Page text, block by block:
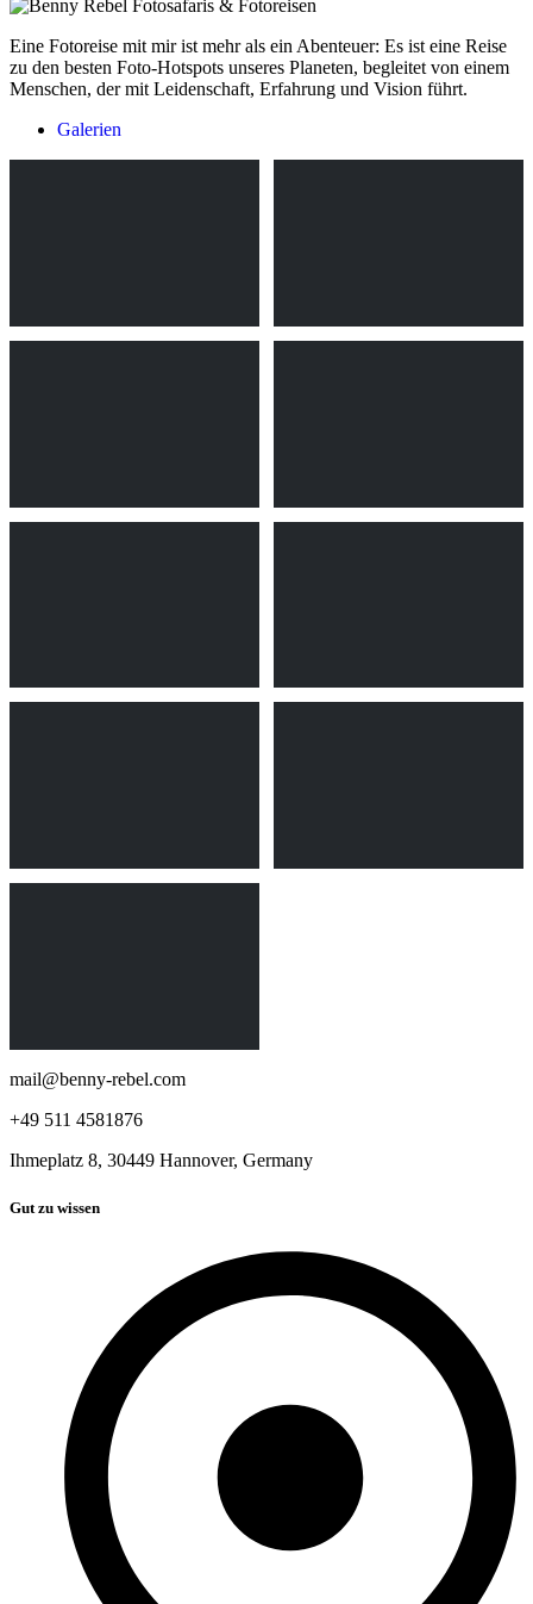
Eine Fotoreise mit mir ist mehr als ein Abenteuer: Es ist eine Reise
zu den besten Foto-Hotspots unseres Planeten, begleitet von einem
Menschen, der mit Leidenschaft, Erfahrung und Vision führt.
Galerien
mail@benny-rebel.com
+49 511 4581876
Ihmeplatz 8, 30449 Hannover, Germany
Gut zu wissen